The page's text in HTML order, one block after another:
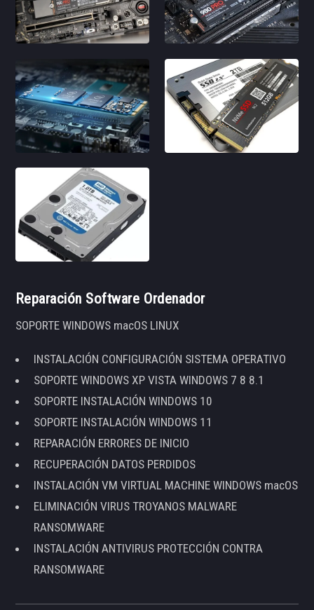
Reparación Software Ordenador
SOPORTE WINDOWS macOS LINUX
INSTALACIÓN CONFIGURACIÓN SISTEMA OPERATIVO
SOPORTE WINDOWS XP VISTA WINDOWS 7 8 8.1
SOPORTE INSTALACIÓN WINDOWS 10
SOPORTE INSTALACIÓN WINDOWS 11
REPARACIÓN ERRORES DE INICIO
RECUPERACIÓN DATOS PERDIDOS
INSTALACIÓN VM VIRTUAL MACHINE WINDOWS macOS
ELIMINACIÓN VIRUS TROYANOS MALWARE
RANSOMWARE
INSTALACIÓN ANTIVIRUS PROTECCIÓN CONTRA
RANSOMWARE